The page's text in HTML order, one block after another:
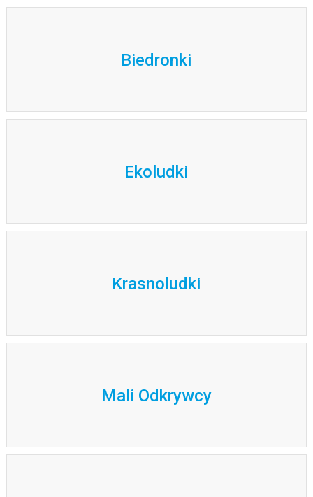
Biedronki
Ekoludki
Krasnoludki
Mali Odkrywcy